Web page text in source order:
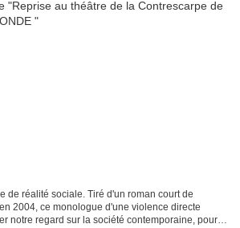
de réalité sociale. Tiré d'un roman court de
2004, ce monologue d'une violence directe
notre regard sur la société contemporaine, pour y